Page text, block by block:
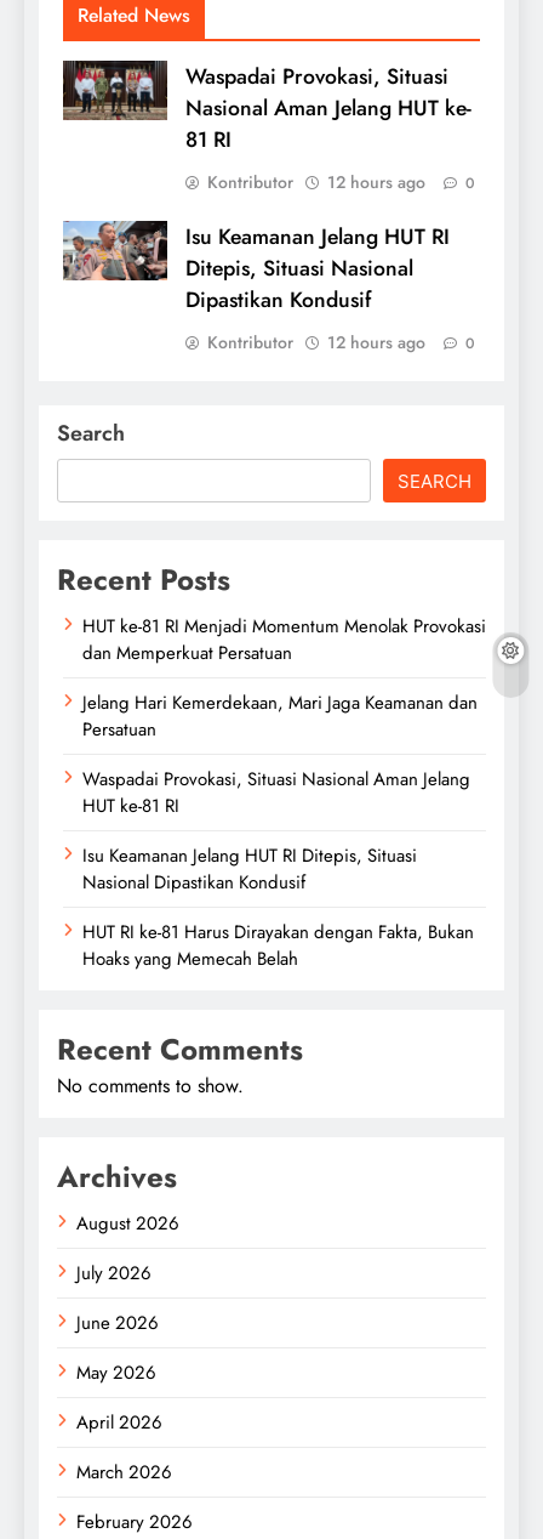
Related News
Waspadai Provokasi, Situasi
Nasional Aman Jelang HUT ke-
81 RI
Kontributor 12 hours ago 0
Isu Keamanan Jelang HUT RI
Ditepis, Situasi Nasional
Dipastikan Kondusif
Kontributor 12 hours ago 0
Search
SEARCH
Recent Posts
HUT ke-81 RI Menjadi Momentum Menolak Provokasi
dan Memperkuat Persatuan
Jelang Hari Kemerdekaan, Mari Jaga Keamanan dan
Persatuan
Waspadai Provokasi, Situasi Nasional Aman Jelang
HUT ke-81 RI
Isu Keamanan Jelang HUT RI Ditepis, Situasi
Nasional Dipastikan Kondusif
HUT RI ke-81 Harus Dirayakan dengan Fakta, Bukan
Hoaks yang Memecah Belah
Recent Comments
No comments to show.
Archives
August 2026
July 2026
June 2026
May 2026
April 2026
March 2026
February 2026